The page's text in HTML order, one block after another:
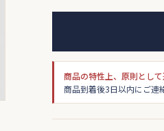
商品の特性上、原則とし
商品到着後3日以内にご連